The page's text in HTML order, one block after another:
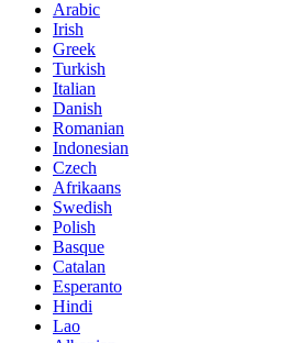
Arabic
Irish
Greek
Turkish
Italian
Danish
Romanian
Indonesian
Czech
Afrikaans
Swedish
Polish
Basque
Catalan
Esperanto
Hindi
Lao